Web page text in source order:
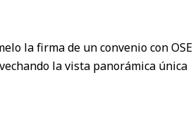
la firma de un convenio con OSE
la vista panorámica única